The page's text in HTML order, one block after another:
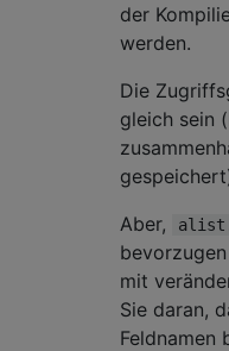
der
werden.
Die
gleich sein
Aber,
bevorzugen
mit
Sie daran,
Feldnamen